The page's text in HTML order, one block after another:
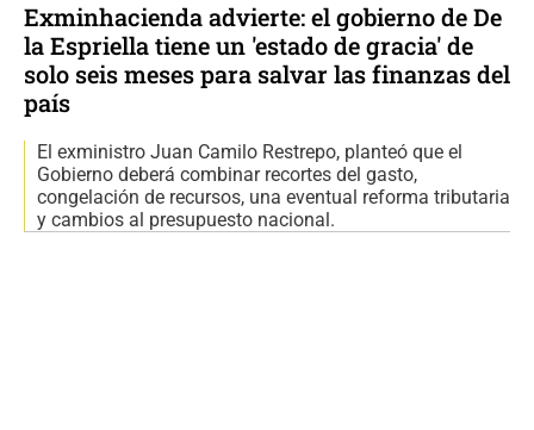
Exminhacienda advierte: el gobierno de De
la Espriella tiene un 'estado de gracia' de
solo seis meses para salvar las finanzas del
país
El exministro Juan Camilo Restrepo, planteó que el
Gobierno deberá combinar recortes del gasto,
congelación de recursos, una eventual reforma tributaria
y cambios al presupuesto nacional.